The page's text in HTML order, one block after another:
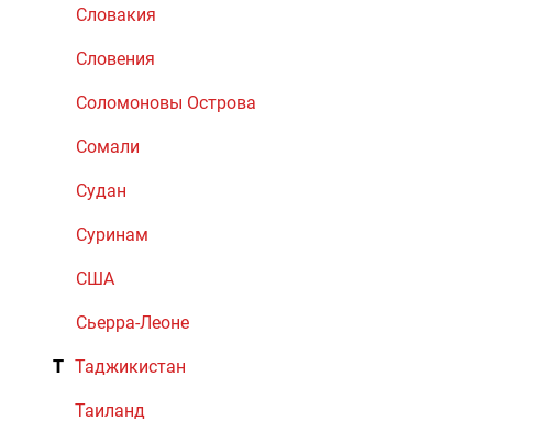
Словакия
Словения
Соломоновы Острова
Сомали
Судан
Суринам
США
Сьерра-Леоне
Т Таджикистан
Таиланд